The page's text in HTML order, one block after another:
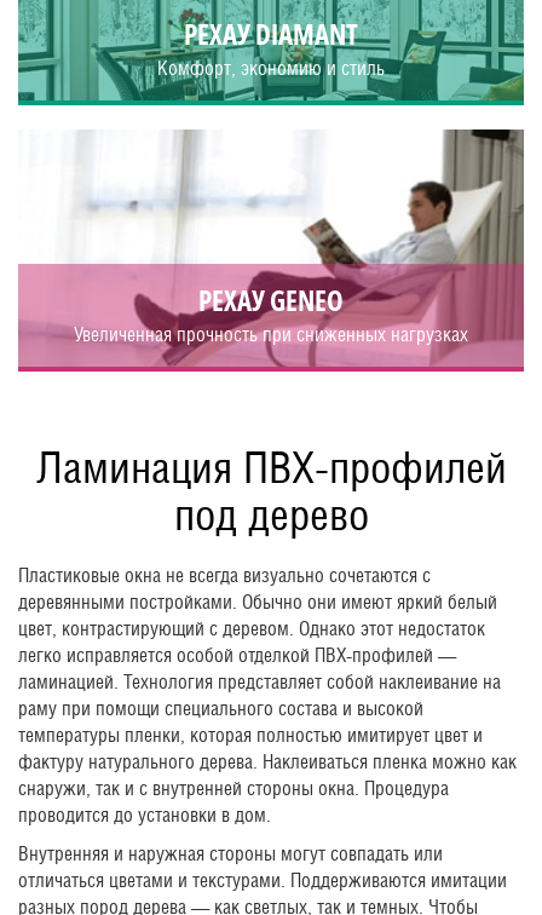
РЕХАУ DIAMANT
Комфорт, экономию и стиль
РЕХАУ GENEO
Увеличенная прочность при сниженных нагрузках
Ламинация ПВХ-профилей
под дерево
Пластиковые окна не всегда визуально сочетаются с
деревянными постройками. Обычно они имеют яркий белый
цвет, контрастирующий с деревом. Однако этот недостаток
легко исправляется особой отделкой ПВХ-профилей —
ламинацией. Технология представляет собой наклеивание на
раму при помощи специального состава и высокой
температуры пленки, которая полностью имитирует цвет и
фактуру натурального дерева. Наклеиваться пленка можно как
снаружи, так и с внутренней стороны окна. Процедура
проводится до установки в дом.
Внутренняя и наружная стороны могут совпадать или
отличаться цветами и текстурами. Поддерживаются имитации
разных пород дерева — как светлых, так и темных. Чтобы